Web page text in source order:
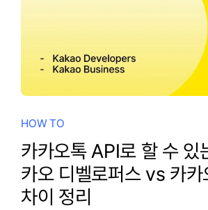
HOW TO
카카오톡 API로 할 수 있
카오 디벨로퍼스 vs 카카
차이 정리